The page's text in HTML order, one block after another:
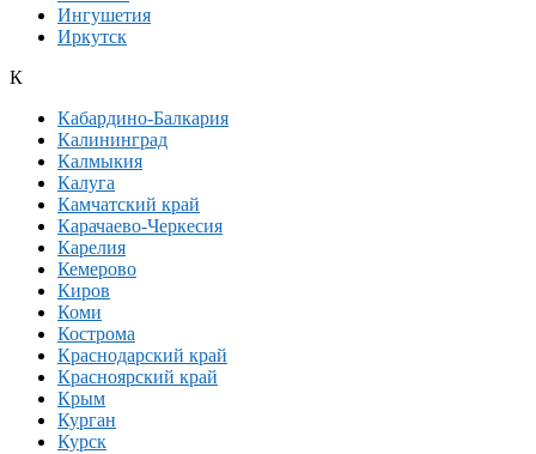
Ингушетия
Иркутск
К
Кабардино-Балкария
Калининград
Калмыкия
Калуга
Камчатский край
Карачаево-Черкесия
Карелия
Кемерово
Киров
Коми
Кострома
Краснодарский край
Красноярский край
Крым
Курган
Курск